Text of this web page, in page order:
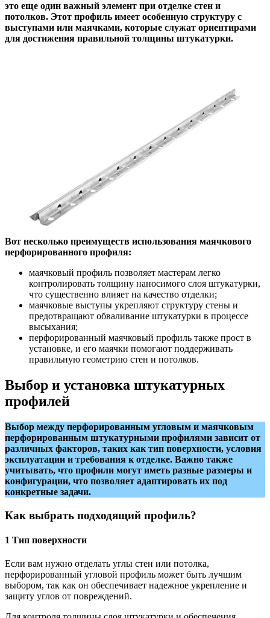
это еще один важный элемент при отделке стен и
потолков. Этот профиль имеет особенную структуру с
выступами или маячками, которые служат ориентирами
для достижения правильной толщины штукатурки.
Вот несколько преимуществ использования маячкового
перфорированного профиля:
маячковый профиль позволяет мастерам легко
контролировать толщину наносимого слоя штукатурки,
что существенно влияет на качество отделки;
маячковые выступы укрепляют структуру стены и
предотвращают обваливание штукатурки в процессе
высыхания;
перфорированный маячковый профиль также прост в
установке, и его маячки помогают поддерживать
правильную геометрию стен и потолков.
Выбор и установка штукатурных
профилей
Выбор между перфорированным угловым и маячковым
перфорированным штукатурными профилями зависит от
различных факторов, таких как тип поверхности, условия
эксплуатации и требования к отделке. Важно также
учитывать, что профили могут иметь разные размеры и
конфигурации, что позволяет адаптировать их под
конкретные задачи.
Как выбрать подходящий профиль?
1 Тип поверхности
Если вам нужно отделать углы стен или потолка,
перфорированный угловой профиль может быть лучшим
выбором, так как он обеспечивает надежное укрепление и
защиту углов от повреждений.